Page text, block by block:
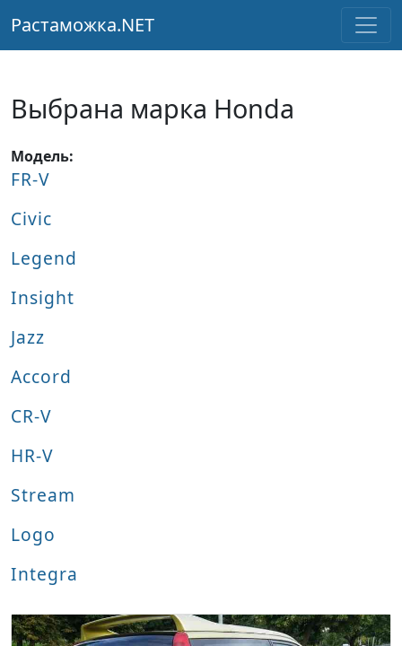
Растаможка.NET
Выбрана марка Honda
Модель:
FR-V
Civic
Legend
Insight
Jazz
Accord
CR-V
HR-V
Stream
Logo
Integra